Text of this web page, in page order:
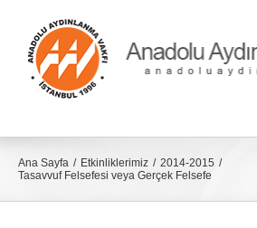
content
Ana Sayfa Etkinliklerimiz
2014-2015
Tasavvuf Felsefesi veya Gerçek Felsefe